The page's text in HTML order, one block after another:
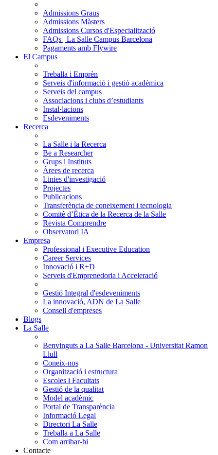
Admissions Graus
Admissions Màsters
Admissions Cursos d'Especialització
FAQs | La Salle Campus Barcelona
Pagaments amb Flywire
El Campus
Treballa i Emprèn
Serveis d'informació i gestió acadèmica
Serveis del campus
Associacions i clubs d’estudiants
Instal·lacions
Esdeveniments
Recerca
La Salle i la Recerca
Be a Researcher
Grups i Instituts
Àrees de recerca
Linies d'investigació
Projectes
Publicacions
Transferència de coneixement i tecnologia
Comitè d’Ètica de la Recerca de la Salle
Revista Comprendre
Observatori IA
Empresa
Professional i Executive Education
Career Services
Innovació i R+D
Serveis d'Emprenedoria i Acceleració
Gestió Integral d'esdeveniments
La innovació, ADN de La Salle
Consell d'empreses
Blogs
La Salle
Benvinguts a La Salle Barcelona - Universitat Ramon
Llull
Coneix-nos
Organització i estructura
Escoles i Facultats
Gestió de la qualitat
Model acadèmic
Portal de Transparència
Informació Legal
Directori La Salle
Treballa a La Salle
Com arribar-hi
Contacte